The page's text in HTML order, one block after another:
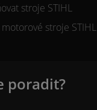
stroje STIHL
stroje STIHL
poradit?